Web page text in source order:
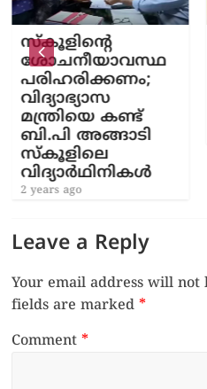
സ്കൂളിന്റെ
ശോചനീയാവസ്ഥ
പരിഹരിക്കണം;
വിദ്യാഭ്യാസ
മന്ത്രിയെ കണ്ട്
ബി.പി അങ്ങാടി
സ്കൂളിലെ
വിദ്യാർഥിനികൾ
2 years ago
Leave a Reply
Your email address will not
fields are marked*
Comment*